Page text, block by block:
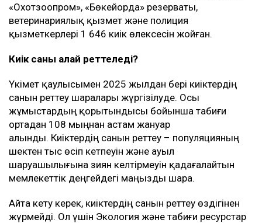
«Охотзоопром», «Бөкейорда» резерваты,
ветеринариялық қызмет және полиция
қызметкерлері 1 646 киік өлексесін жойған.
Киік саны қалай реттеледі?
Үкімет қаулысымен 2025 жылдан бері киіктердің
санын реттеу шаралары жүргізілуде. Осы
жұмыстардың қорытындысы бойынша табиғи
ортадан 108 мыңнан астам жануар
алынды. Киіктердің санын реттеу – популяцияның
шектен тыс өсіп кетпеуін және ауыл
шаруашылығына зиян келтірмеуін қадағалайтын
мемлекеттік деңгейдегі маңызды шара.
Айта кету керек, киіктердің санын реттеу өздігінен
жүрмейді. Ол үшін Экология және табиғи ресурстар